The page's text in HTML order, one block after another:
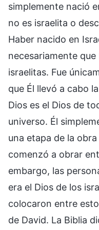
simplemente nació
no es israelita o
Haber nacido en
necesariamente que
israelitas. Fue
que Él llevó a cabo
Dios es el Dios de
universo. Él
una etapa de la
comenzó a obrar
embargo, las
era el Dios de los
colocaron entre
de David. La Biblia